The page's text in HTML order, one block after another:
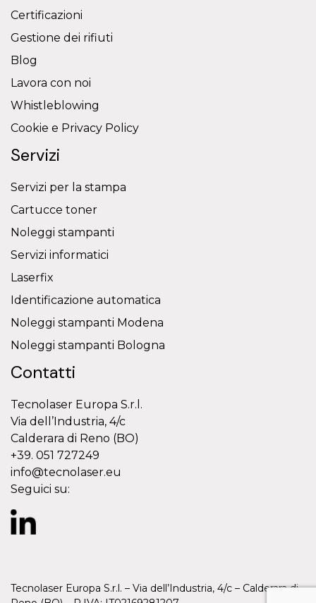
Certificazioni
Gestione dei rifiuti
Blog
Lavora con noi
Whistleblowing
Cookie e Privacy Policy
Servizi
Servizi per la stampa
Cartucce toner
Noleggi stampanti
Servizi informatici
Laserfix
Identificazione automatica
Noleggi stampanti Modena
Noleggi stampanti Bologna
Contatti
Tecnolaser Europa S.r.l.
Via dell’Industria, 4/c
Calderara di Reno (BO)
+39. 051 727249
info@tecnolaser.eu
Seguici su:
Tecnolaser Europa S.r.l. – Via dell’Industria, 4/c – Calderara di